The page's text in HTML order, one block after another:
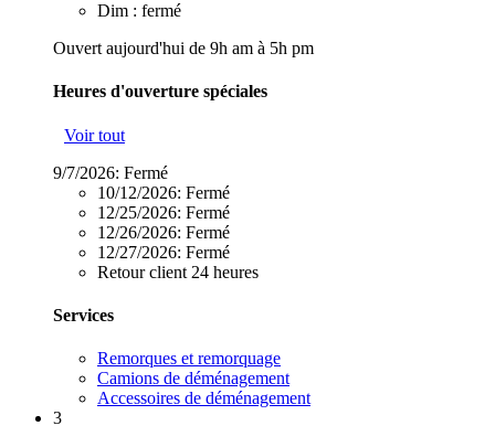
Dim : fermé
Ouvert aujourd'hui de 9h am à 5h pm
Heures d'ouverture spéciales
Voir tout
9/7/2026: Fermé
10/12/2026: Fermé
12/25/2026: Fermé
12/26/2026: Fermé
12/27/2026: Fermé
Retour client 24 heures
Services
Remorques et remorquage
Camions de déménagement
Accessoires de déménagement
3